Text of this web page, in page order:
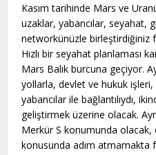
Kasım tarihinde Mars ve
uzaklar, yabancılar, seyahat,
networkünüzle birleştirdiğiniz
Hızlı bir seyahat planlaması
Mars Balık burcuna geçiyor.
yollarla, devlet ve hukuk
yabancılar ile bağlantılıydı,
geliştirmek üzerine olacak.
Merkür S konumunda olacak,
konusunda adım atmamakta